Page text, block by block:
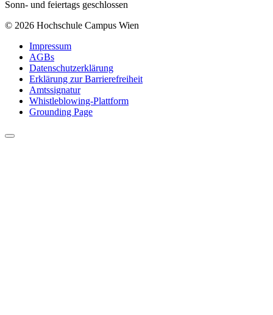
Sonn- und feiertags geschlossen
© 2026 Hochschule Campus Wien
Impressum
AGBs
Datenschutzerklärung
Erklärung zur Barrierefreiheit
Amtssignatur
Whistleblowing-Plattform
Grounding Page